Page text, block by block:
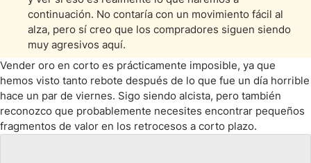
continuación. No contaría con un movimiento fácil al
alza, pero sí creo que los compradores siguen siendo
muy agresivos aquí.
Vender oro en corto es prácticamente imposible, ya que
hemos visto tanto rebote después de lo que fue un día horrible
hace un par de viernes. Sigo siendo alcista, pero también
reconozco que probablemente necesites encontrar pequeños
fragmentos de valor en los retrocesos a corto plazo.